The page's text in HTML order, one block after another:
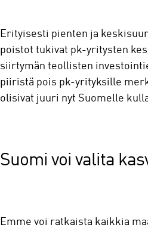
Erityisesti pienten ja
poistot tukivat pk-yritysten
siirtymän teollisten
piiristä pois pk-yrityksille
olisivat juuri nyt Suomelle
Suomi voi valita
Emme voi ratkaista kaikkia